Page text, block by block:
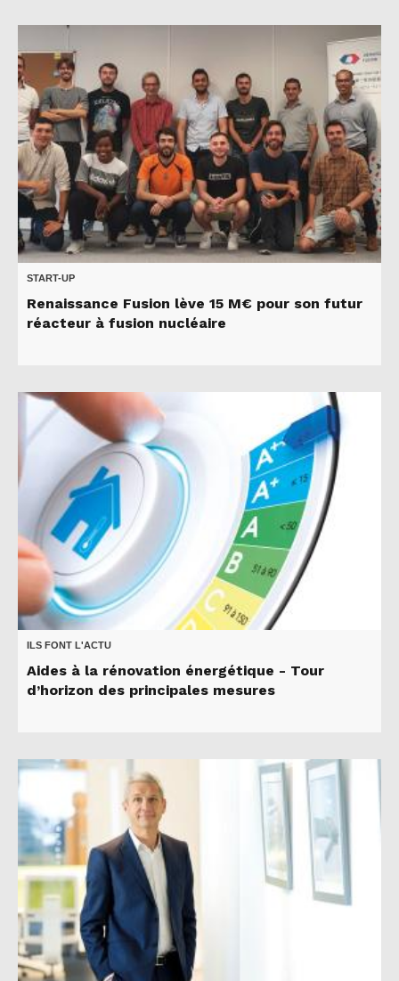
START-UP
Renaissance Fusion lève 15 M€ pour son futur
réacteur à fusion nucléaire
ILS FONT L'ACTU
Aides à la rénovation énergétique - Tour
d’horizon des principales mesures